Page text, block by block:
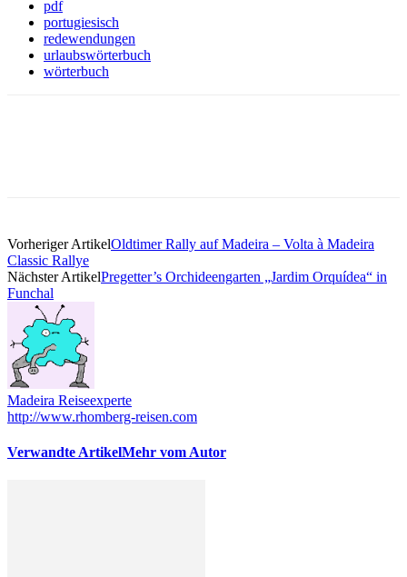
pdf
portugiesisch
redewendungen
urlaubswörterbuch
wörterbuch
Vorheriger ArtikelOldtimer Rally auf Madeira – Volta à Madeira
Classic Rallye
Nächster ArtikelPregetter’s Orchideengarten „Jardim Orquídea“ in
Funchal
Madeira Reiseexperte
http://www.rhomberg-reisen.com
Verwandte ArtikelMehr vom Autor